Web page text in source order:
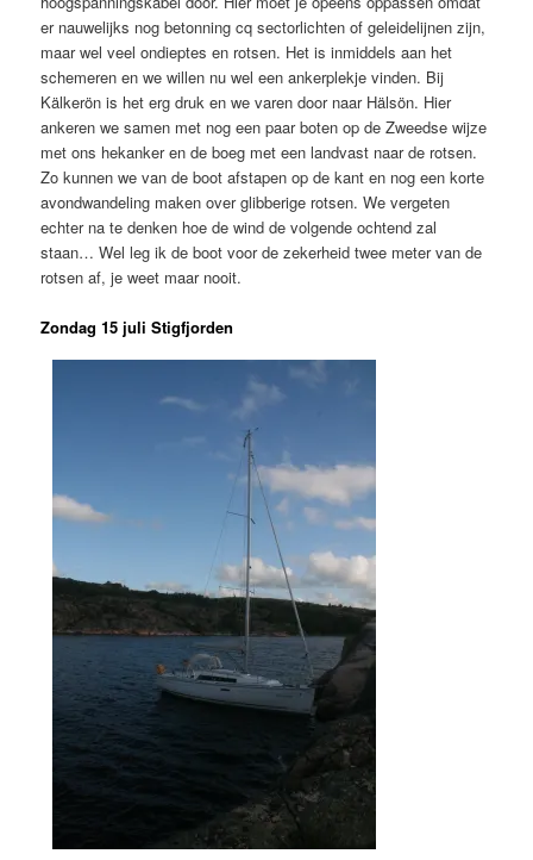
er nauwelijks nog betonning cq sectorlichten of geleidelijnen zijn,
maar wel veel ondieptes en rotsen. Het is inmiddels aan het
schemeren en we willen nu wel een ankerplekje vinden. Bij
Kälkerön is het erg druk en we varen door naar Hälsön. Hier
ankeren we samen met nog een paar boten op de Zweedse wijze
met ons hekanker en de boeg met een landvast naar de rotsen.
Zo kunnen we van de boot afstapen op de kant en nog een korte
avondwandeling maken over glibberige rotsen. We vergeten
echter na te denken hoe de wind de volgende ochtend zal
staan… Wel leg ik de boot voor de zekerheid twee meter van de
rotsen af, je weet maar nooit.
Zondag 15 juli Stigfjorden